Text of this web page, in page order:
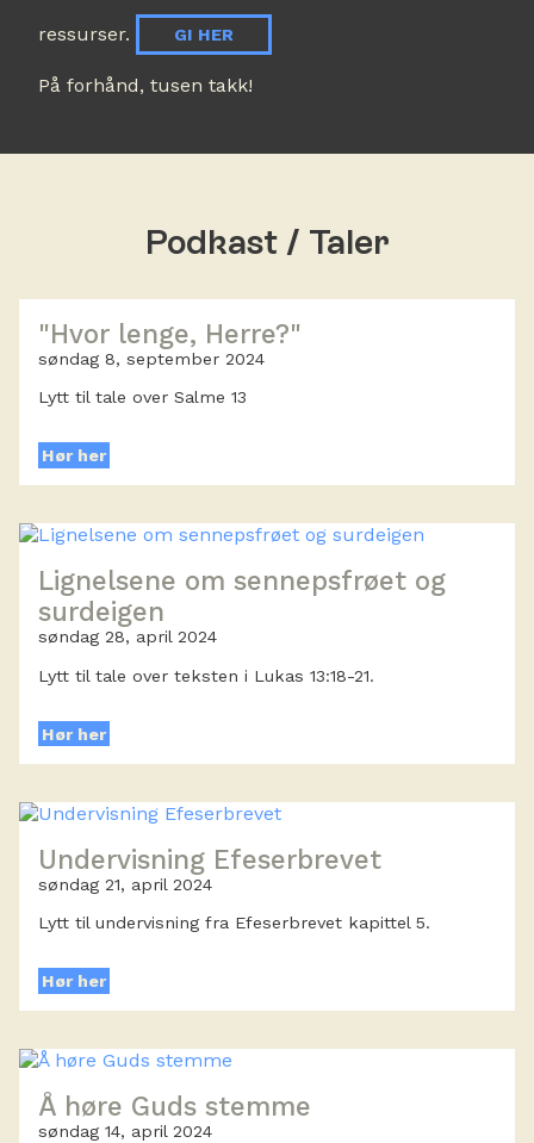
ressurser. GI HER
På forhånd, tusen takk!
Podkast / Taler
"Hvor lenge, Herre?"
søndag 8, september 2024
Lytt til tale over Salme 13
Hør her
Lignelsene om sennepsfrøet og
surdeigen
søndag 28, april 2024
Lytt til tale over teksten i Lukas 13:18-21.
Hør her
Undervisning Efeserbrevet
søndag 21, april 2024
Lytt til undervisning fra Efeserbrevet kapittel 5.
Hør her
Å høre Guds stemme
søndag 14, april 2024